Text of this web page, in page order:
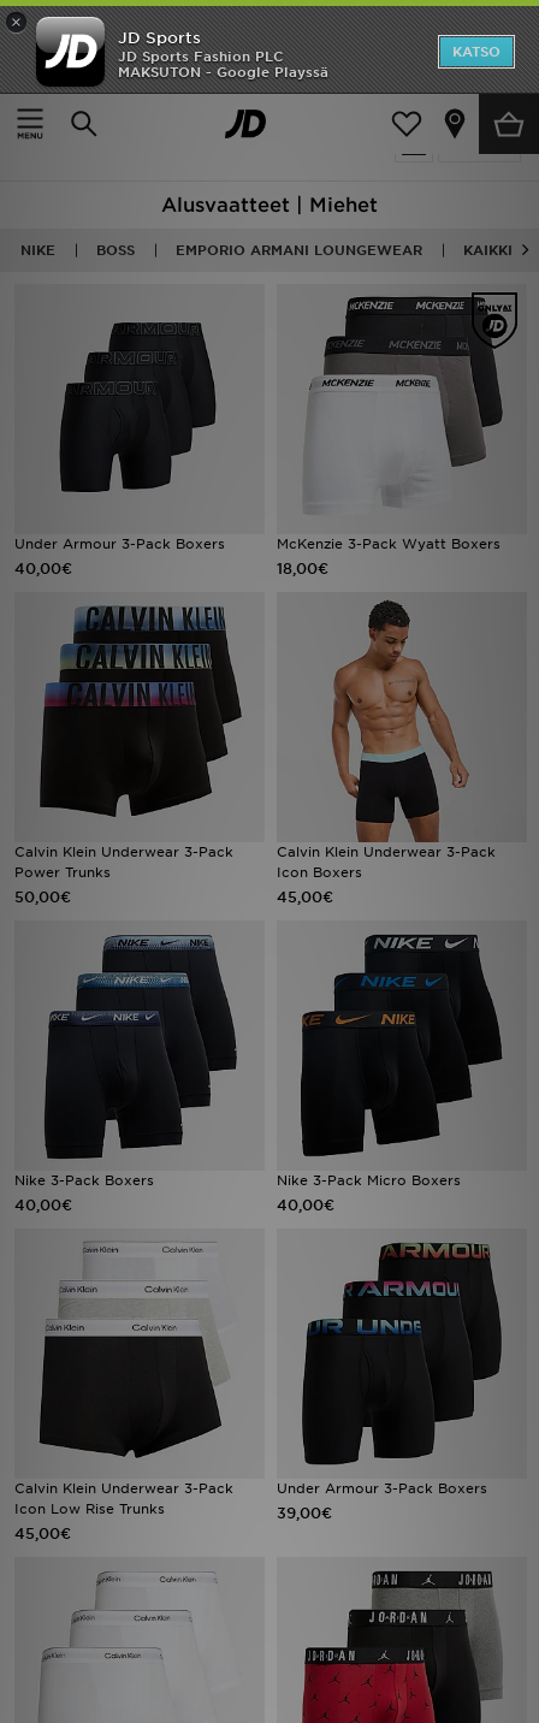
×
JD Sports
JD Sports Fashion PLC
MAKSUTON - Google Playssä
KATSO
Etusivu
Miehet Miesten asusteet Alusvaatteet
Suodata
34 tuotetta
Alusvaatteet | Miehet
NIKE BOSS EMPORIO ARMANI LOUNGEWEAR KAIKKI
Under Armour 3-Pack Boxers
40,00€
McKenzie 3-Pack Wyatt Boxers
18,00€
Calvin Klein Underwear 3-Pack
Power Trunks
50,00€
Calvin Klein Underwear 3-Pack
Icon Boxers
45,00€
Nike 3-Pack Boxers
40,00€
Nike 3-Pack Micro Boxers
40,00€
Calvin Klein Underwear 3-Pack
Icon Low Rise Trunks
45,00€
Under Armour 3-Pack Boxers
39,00€
Etusivu
Ale
Miehet
Suosikit
Tuotemerkit
Inspiroidu
Jalkapallo
Lataa JD-sovellus
Minun JD
Minun viestini
Asiakaspalvelu ja tietoa